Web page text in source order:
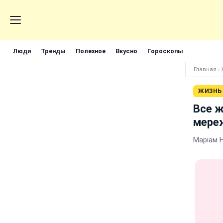
Люди Тренды Полезное Вкусно Гороскопы
Главная ›
ЖИЗНЬ
Все
Маріам